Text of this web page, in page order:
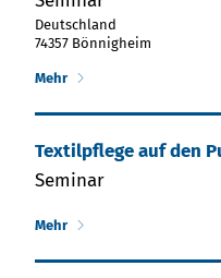
Deutschland
74357 Bönnigheim
Mehr
Textilpflege auf den
Seminar
Mehr